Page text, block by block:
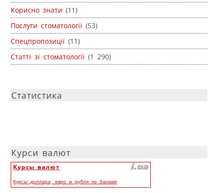
Корисно знати (11)
Послуги стоматології (53)
Спецпропозиції (11)
Статті зі стоматології (1 290)
Статистика
Курси валют
Курсы валют
Курсы доллара, евро и рубля по банкам